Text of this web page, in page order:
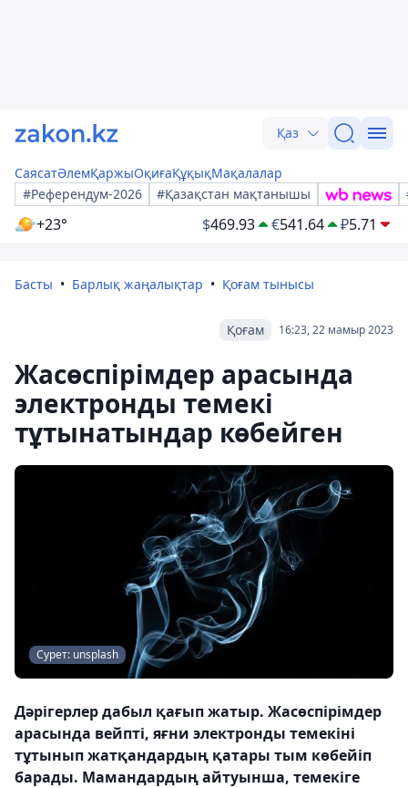
Қаз
СаясатӘлемҚаржыОқиғаҚұқықМақалалар
#Референдум-2026
#Қазақстан мақтанышы
+23° $469.93 €541.64 ₽5.71
Басты Барлық жаңалықтар Қоғам тынысы
16:23, 22 мамыр 2023
Қоғам
Жасөспірімдер арасында
электронды темекі
тұтынатындар көбейген
Сурет: unsplash
Дәрігерлер дабыл қағып жатыр. Жасөспірімдер
арасында вейпті, яғни электронды темекіні
тұтынып жатқандардың қатары тым көбейіп
барады. Мамандардың айтуынша, темекіге